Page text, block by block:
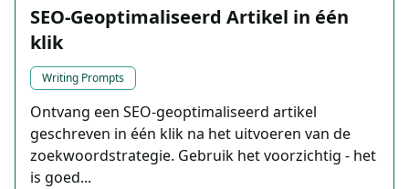
SEO-Geoptimaliseerd Artikel in één
klik
Writing Prompts
Ontvang een SEO-geoptimaliseerd artikel
geschreven in één klik na het uitvoeren van de
zoekwoordstrategie. Gebruik het voorzichtig - het
is goed...